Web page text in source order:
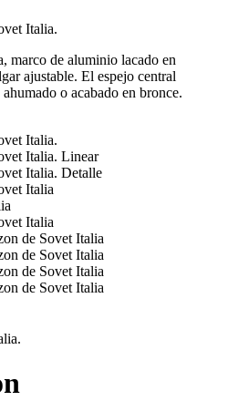
marco de aluminio lacado en
ajustable. El espejo central
o acabado en bronce.